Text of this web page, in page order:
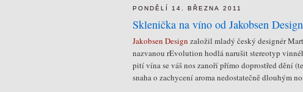
PONDĚLÍ 14. BŘEZNA 2011
Sklenička na víno od Jakobsen Design
Jakobsen Design založil mladý český designér
nazvanou rEvolution hodlá narušit stereotyp
pití vína se váš nos zanoří přímo doprostřed dění
snaha o zachycení aroma nedostatečně dlouhým